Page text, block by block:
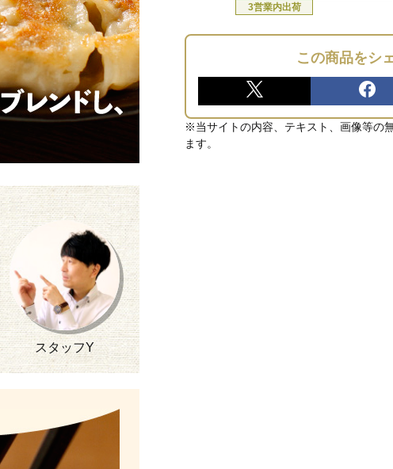
3営業内出荷
この商品をシ
※当サイトの内容、テキスト、画像等の
ます。
スタッフY